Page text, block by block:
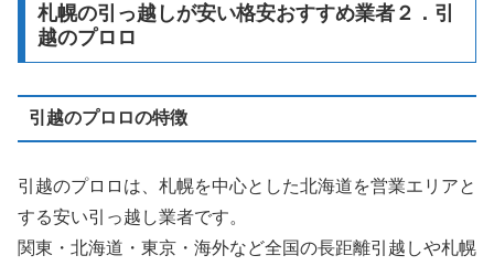
札幌の引っ越しが安い格安おすすめ業者２．引
越のプロロ
引越のプロロの特徴
引越のプロロは、札幌を中心とした北海道を営業エリアと
する安い引っ越し業者です。
関東・北海道・東京・海外など全国の長距離引越しや札幌